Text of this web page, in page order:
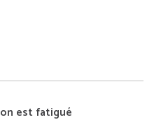
est fatigué